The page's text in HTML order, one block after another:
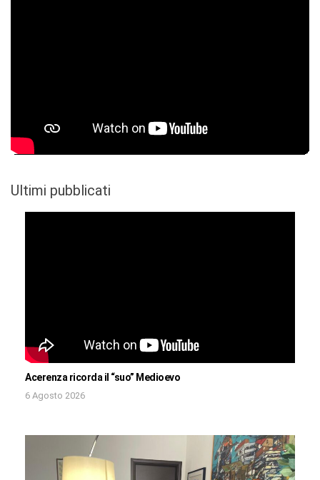
Ultimi pubblicati
Acerenza ricorda il “suo” Medioevo
6 Agosto 2026